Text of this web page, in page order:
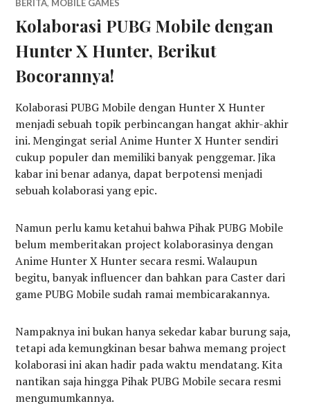
BERITA, MOBILE GAMES
Kolaborasi PUBG Mobile dengan
Hunter X Hunter, Berikut
Bocorannya!
Kolaborasi PUBG Mobile dengan Hunter X Hunter
menjadi sebuah topik perbincangan hangat akhir-akhir
ini. Mengingat serial Anime Hunter X Hunter sendiri
cukup populer dan memiliki banyak penggemar. Jika
kabar ini benar adanya, dapat berpotensi menjadi
sebuah kolaborasi yang epic.
Namun perlu kamu ketahui bahwa Pihak PUBG Mobile
belum memberitakan project kolaborasinya dengan
Anime Hunter X Hunter secara resmi. Walaupun
begitu, banyak influencer dan bahkan para Caster dari
game PUBG Mobile sudah ramai membicarakannya.
Nampaknya ini bukan hanya sekedar kabar burung saja,
tetapi ada kemungkinan besar bahwa memang project
kolaborasi ini akan hadir pada waktu mendatang. Kita
nantikan saja hingga Pihak PUBG Mobile secara resmi
mengumumkannya.